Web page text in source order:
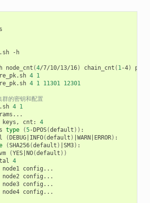
-h
node_cnt (4/7/10/13/16) chain_cnt ( 1-4)
4 1
4 1 11301 12301
的密钥和配置
4 1
keys, cnt:
4
type (5-DPOS(default )) :
(DEBUG| INFO(default ) WARN| ERROR) :
(SHA256(default ) SM3)
(YES| NO(default ))
4
node1 config...
node2 config...
node3 config...
node4 config...